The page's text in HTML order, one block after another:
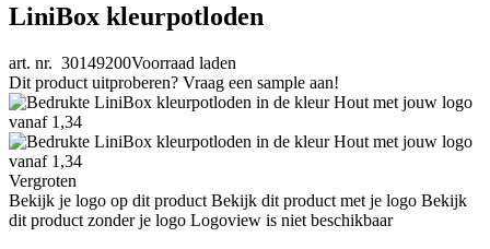
LiniBox kleurpotloden
art. nr. 30149200Voorraad laden
Dit product uitproberen? Vraag een sample aan!
Vergroten
Bekijk je logo op dit product Bekijk dit product met je logo Bekijk
dit product zonder je logo Logoview is niet beschikbaar